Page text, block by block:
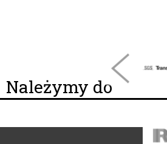
Należymy do